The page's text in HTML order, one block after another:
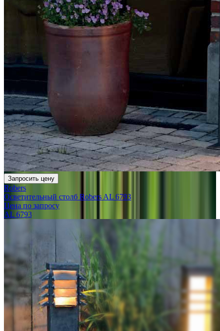
Запросить цену
Robers
Осветительный столб Robers AL 6793
Цена по запросу
AL 6793